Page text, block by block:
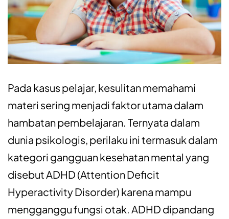
Pada kasus pelajar, kesulitan memahami
materi sering menjadi faktor utama dalam
hambatan pembelajaran. Ternyata dalam
dunia psikologis, perilaku ini termasuk dalam
kategori gangguan kesehatan mental yang
disebut ADHD (Attention Deficit
Hyperactivity Disorder) karena mampu
mengganggu fungsi otak. ADHD dipandang